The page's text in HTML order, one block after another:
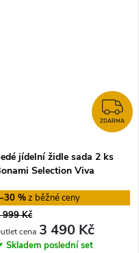
ZDARMA
jídelní židle sada 2 ks
Selection Viva
–30 %
999 Kč
3 490 Kč
Skladem poslední set